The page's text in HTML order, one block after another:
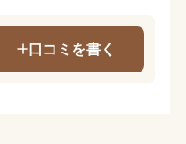
口コミを書く